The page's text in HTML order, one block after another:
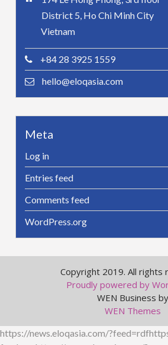
District 5, Ho Chi Minh City
Vietnam
+84 28 3925 1559
hello@eloqasia.com
Meta
Log in
Entries feed
Comments feed
WordPress.org
Copyright 2019. All rights
Proudly powered by
WEN Business by
WEN Themes
https://news.eloqasia.com/